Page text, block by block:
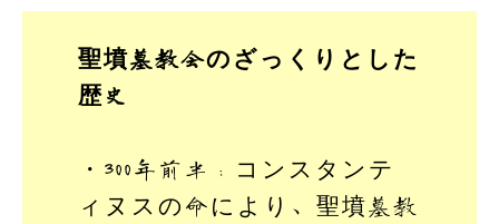
聖墳墓教会のざっくりとした
歴史
・300年前半：コンスタンテ
ィヌスの命により、聖墳墓教